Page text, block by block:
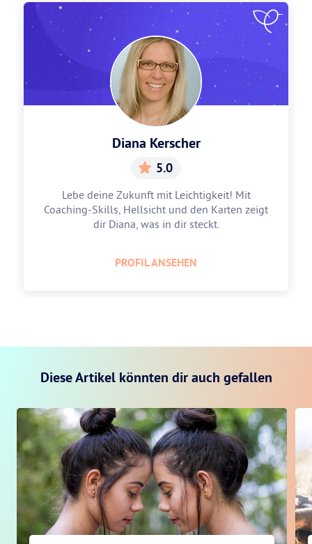
Diana Kerscher
5.0
Lebe deine Zukunft mit Leichtigkeit! Mit
Coaching-Skills, Hellsicht und den Karten zeigt
dir Diana, was in dir steckt.
PROFIL ANSEHEN
Diese Artikel könnten dir auch gefallen